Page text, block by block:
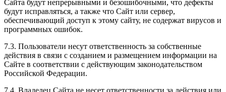
Сайта будут непрерывными и безошибочными, что дефекты
будут исправляться, а также что Сайт или сервер,
обеспечивающий доступ к этому сайту, не содержат вирусов и
программных ошибок.
7.3. Пользователи несут ответственность за собственные
действия в связи с созданием и размещением информации на
Сайте в соответствии с действующим законодательством
Российской Федерации.